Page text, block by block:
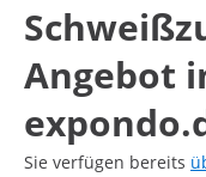
Angebot
Sie verfügen bereits